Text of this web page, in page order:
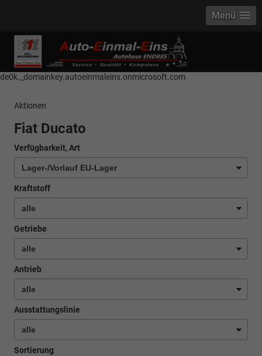
------------ Host Name : selector1._domainkey Points to address or value:
selector1-aee-de0k._domainkey.autoeinmaleins.onmicrosoft.com Host
Name : selector2._domainkey Points to address or value: selector2-aee-
de0k._domainkey.autoeinmaleins.onmicrosoft.com
Menü
Aktionen
Fiat Ducato
Verfügbarkeit, Art
Kraftstoff
Getriebe
Antrieb
Ausstattungslinie
Sortierung